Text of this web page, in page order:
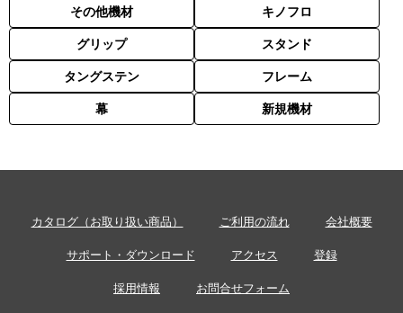
その他機材 キノフロ
グリップ スタンド
タングステン フレーム
幕 新規機材
カタログ（お取り扱い商品） ご利用の流れ 会社概要
サポート・ダウンロード アクセス 登録
採用情報 お問合せフォーム